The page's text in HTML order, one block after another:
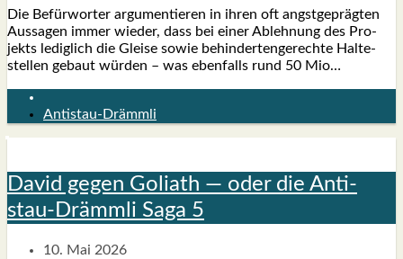
Die Befür­wor­ter argu­men­tie­ren in ihren oft angst­ge­präg­ten
Aus­sa­gen immer wie­der, dass bei einer Ableh­nung des Pro­
jekts ledig­lich die Glei­se sowie behin­der­ten­ge­rech­te Hal­te­
stel­len gebaut wür­den – was eben­falls rund 50 Mio…
Antistau-Drämmli
David gegen Goli­ath — oder die Anti­
stau-Drämm­li Saga 5
10. Mai 2026